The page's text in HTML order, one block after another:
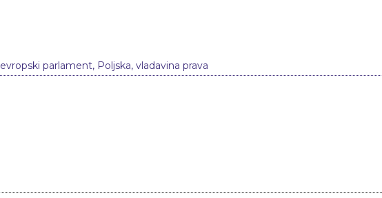
evropski parlament, Poljska, vladavina prava